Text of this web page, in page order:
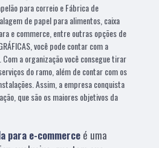
para correio e Fábrica de
de papel para alimentos, caixa
e commerce, entre outras opções de
você pode contar com a
a organização você consegue tirar
do ramo, além de contar com os
Assim, a empresa conquista
que são os maiores objetivos da
para e-commerce é uma